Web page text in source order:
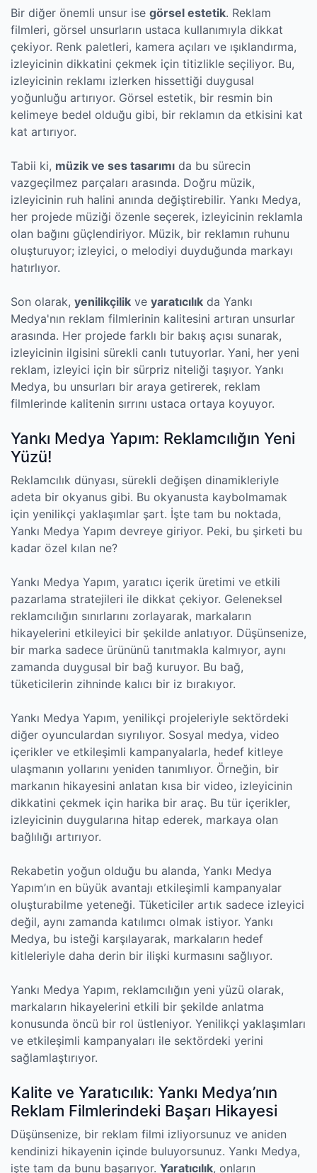
Bir diğer önemli unsur ise görsel estetik. Reklam
filmleri, görsel unsurların ustaca kullanımıyla dikkat
çekiyor. Renk paletleri, kamera açıları ve ışıklandırma,
izleyicinin dikkatini çekmek için titizlikle seçiliyor. Bu,
izleyicinin reklamı izlerken hissettiği duygusal
yoğunluğu artırıyor. Görsel estetik, bir resmin bin
kelimeye bedel olduğu gibi, bir reklamın da etkisini kat
kat artırıyor.
Tabii ki, müzik ve ses tasarımı da bu sürecin
vazgeçilmez parçaları arasında. Doğru müzik,
izleyicinin ruh halini anında değiştirebilir. Yankı Medya,
her projede müziği özenle seçerek, izleyicinin reklamla
olan bağını güçlendiriyor. Müzik, bir reklamın ruhunu
oluşturuyor; izleyici, o melodiyi duyduğunda markayı
hatırlıyor.
Son olarak, yenilikçilik ve yaratıcılık da Yankı
Medya'nın reklam filmlerinin kalitesini artıran unsurlar
arasında. Her projede farklı bir bakış açısı sunarak,
izleyicinin ilgisini sürekli canlı tutuyorlar. Yani, her yeni
reklam, izleyici için bir sürpriz niteliği taşıyor. Yankı
Medya, bu unsurları bir araya getirerek, reklam
filmlerinde kalitenin sırrını ustaca ortaya koyuyor.
Yankı Medya Yapım: Reklamcılığın Yeni
Yüzü!
Reklamcılık dünyası, sürekli değişen dinamikleriyle
adeta bir okyanus gibi. Bu okyanusta kaybolmamak
için yenilikçi yaklaşımlar şart. İşte tam bu noktada,
Yankı Medya Yapım devreye giriyor. Peki, bu şirketi bu
kadar özel kılan ne?
Yankı Medya Yapım, yaratıcı içerik üretimi ve etkili
pazarlama stratejileri ile dikkat çekiyor. Geleneksel
reklamcılığın sınırlarını zorlayarak, markaların
hikayelerini etkileyici bir şekilde anlatıyor. Düşünsenize,
bir marka sadece ürününü tanıtmakla kalmıyor, aynı
zamanda duygusal bir bağ kuruyor. Bu bağ,
tüketicilerin zihninde kalıcı bir iz bırakıyor.
Yankı Medya Yapım, yenilikçi projeleriyle sektördeki
diğer oyunculardan sıyrılıyor. Sosyal medya, video
içerikler ve etkileşimli kampanyalarla, hedef kitleye
ulaşmanın yollarını yeniden tanımlıyor. Örneğin, bir
markanın hikayesini anlatan kısa bir video, izleyicinin
dikkatini çekmek için harika bir araç. Bu tür içerikler,
izleyicinin duygularına hitap ederek, markaya olan
bağlılığı artırıyor.
Rekabetin yoğun olduğu bu alanda, Yankı Medya
Yapım’ın en büyük avantajı etkileşimli kampanyalar
oluşturabilme yeteneği. Tüketiciler artık sadece izleyici
değil, aynı zamanda katılımcı olmak istiyor. Yankı
Medya, bu isteği karşılayarak, markaların hedef
kitleleriyle daha derin bir ilişki kurmasını sağlıyor.
Yankı Medya Yapım, reklamcılığın yeni yüzü olarak,
markaların hikayelerini etkili bir şekilde anlatma
konusunda öncü bir rol üstleniyor. Yenilikçi yaklaşımları
ve etkileşimli kampanyaları ile sektördeki yerini
sağlamlaştırıyor.
Kalite ve Yaratıcılık: Yankı Medya’nın
Reklam Filmlerindeki Başarı Hikayesi
Düşünsenize, bir reklam filmi izliyorsunuz ve aniden
kendinizi hikayenin içinde buluyorsunuz. Yankı Medya,
işte tam da bunu başarıyor. Yaratıcılık, onların